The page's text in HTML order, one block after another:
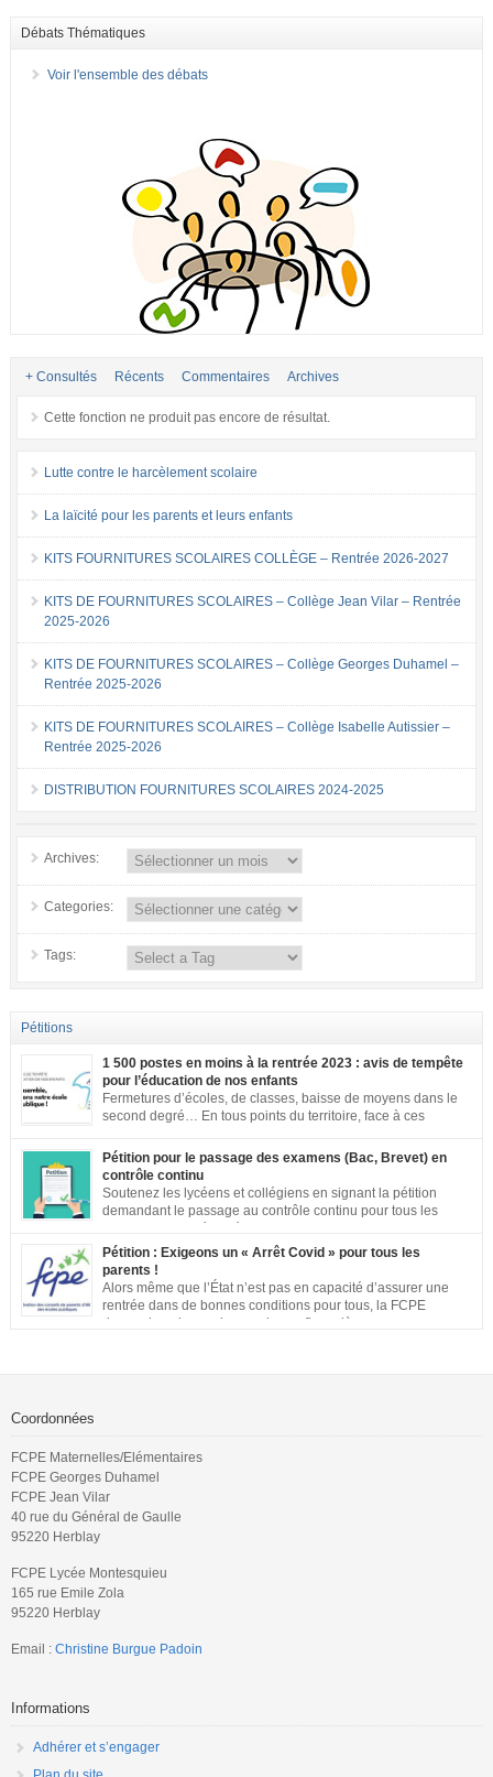
Débats Thématiques
Voir l'ensemble des débats
+ Consultés Récents Commentaires Archives
Cette fonction ne produit pas encore de résultat.
Lutte contre le harcèlement scolaire
La laïcité pour les parents et leurs enfants
KITS FOURNITURES SCOLAIRES COLLÈGE – Rentrée 2026-2027
KITS DE FOURNITURES SCOLAIRES – Collège Jean Vilar – Rentrée
2025-2026
KITS DE FOURNITURES SCOLAIRES – Collège Georges Duhamel –
Rentrée 2025-2026
KITS DE FOURNITURES SCOLAIRES – Collège Isabelle Autissier –
Rentrée 2025-2026
DISTRIBUTION FOURNITURES SCOLAIRES 2024-2025
Archives:
Categories:
Tags:
Pétitions
1 500 postes en moins à la rentrée 2023 : avis de tempête
pour l’éducation de nos enfants
Fermetures d’écoles, de classes, baisse de moyens dans le
second degré… En tous points du territoire, face à ces
Notre société a aujourd’hui une dette de bienveillance envers tous les
enfants et adolescents de ce pays. En effet, être un enfant ou un adolescent
dans le contexte actuel est […]
Pétition pour le passage des examens (Bac, Brevet) en
contrôle continu
Soutenez les lycéens et collégiens en signant la pétition
demandant le passage au contrôle continu pour tous les
importantes : établissements qui ne respectent pas les jauges, cours en
distanciel inexistants, manque de préparation…. Vous pouvez signer la
pétition ici
Pétition : Exigeons un « Arrêt Covid » pour tous les
parents !
Alors même que l’État n’est pas en capacité d’assurer une
rentrée dans de bonnes conditions pour tous, la FCPE
demande qu’une prise en charge financière, sans aucune
Coordonnées
FCPE Maternelles/Elémentaires
FCPE Georges Duhamel
FCPE Jean Vilar
40 rue du Général de Gaulle
95220 Herblay
FCPE Lycée Montesquieu
165 rue Emile Zola
95220 Herblay
Email : Christine Burgue Padoin
Informations
Adhérer et s’engager